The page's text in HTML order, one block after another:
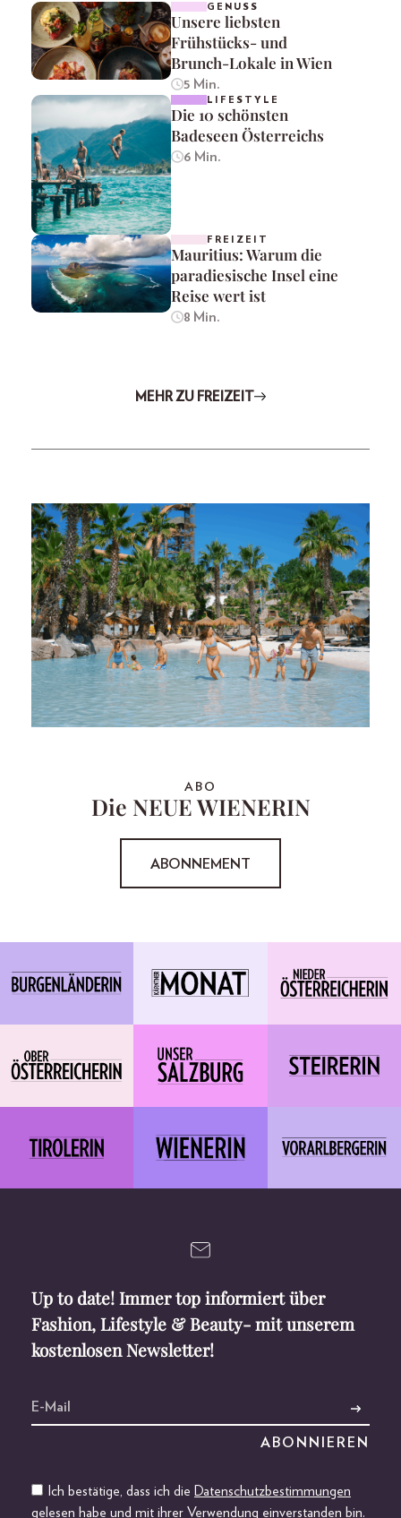
GENUSS
Unsere liebsten
Frühstücks- und
Brunch-Lokale in Wien
5 Min.
LIFESTYLE
Die 10 schönsten
Badeseen Österreichs
6 Min.
FREIZEIT
Mauritius: Warum die
paradiesische Insel eine
Reise wert ist
8 Min.
MEHR ZU FREIZEIT
ABO
Die NEUE WIENERIN
ABONNEMENT
Up to date! Immer top informiert über
Fashion, Lifestyle & Beauty- mit unserem
kostenlosen Newsletter!
Ich bestätige, dass ich die Datenschutzbestimmungen
gelesen habe und mit ihrer Verwendung einverstanden bin.